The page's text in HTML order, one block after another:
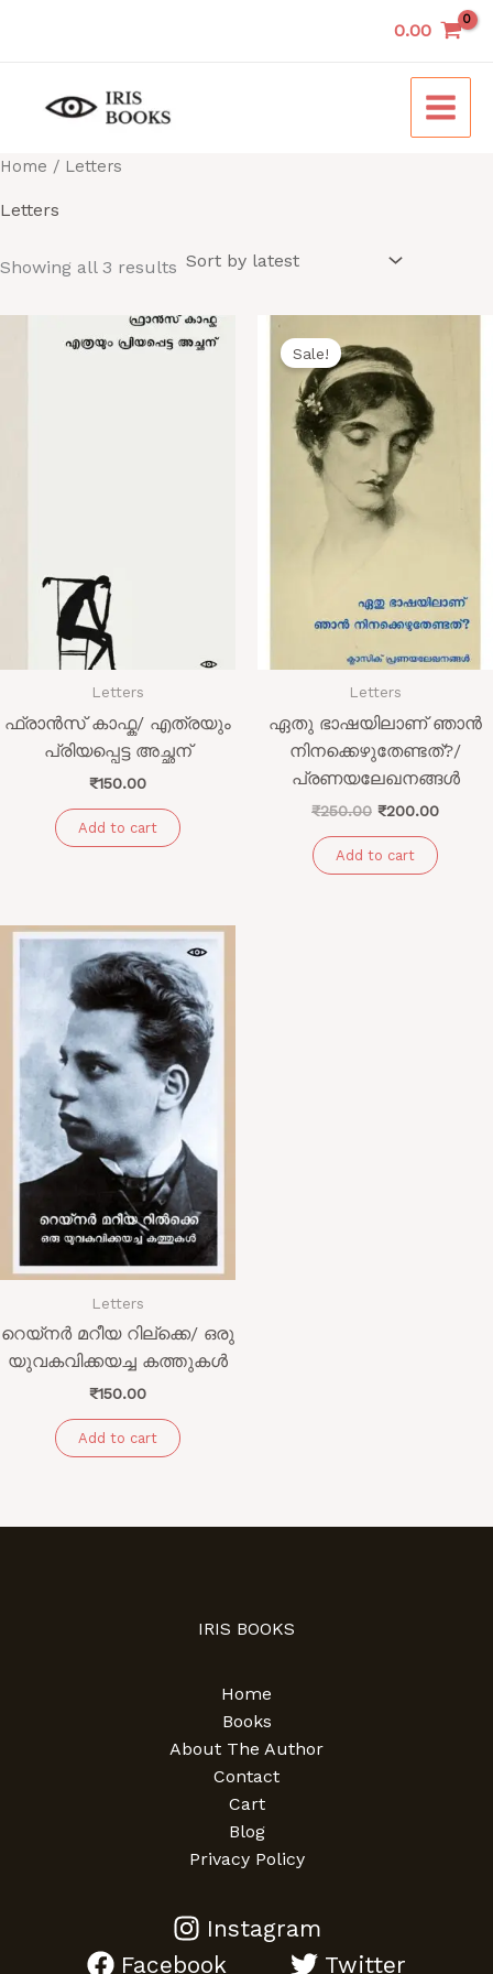
0.00
Home / Letters
Letters
Showing all 3 results
Letters
ഫ്രാൻസ് കാഫ്ക/ എത്രയും
പ്രിയപ്പെട്ട അച്ഛന്
₹150.00
Add to cart
Sale!
Letters
ഏതു ഭാഷയിലാണ് ഞാൻ
നിനക്കെഴുതേണ്ടത്?/
പ്രണയലേഖനങ്ങൾ
₹250.00
price
was:
₹250.00.
₹200.00
Add to cart
Letters
റെയ്നർ മറീയ റില്ക്കെ/ ഒരു
യുവകവിക്കയച്ച കത്തുകൾ
₹150.00
Add to cart
IRIS BOOKS
Home
Books
About The Author
Contact
Cart
Blog
Privacy Policy
Instagram
Facebook
Twitter